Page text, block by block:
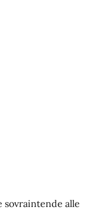
sovraintende alle